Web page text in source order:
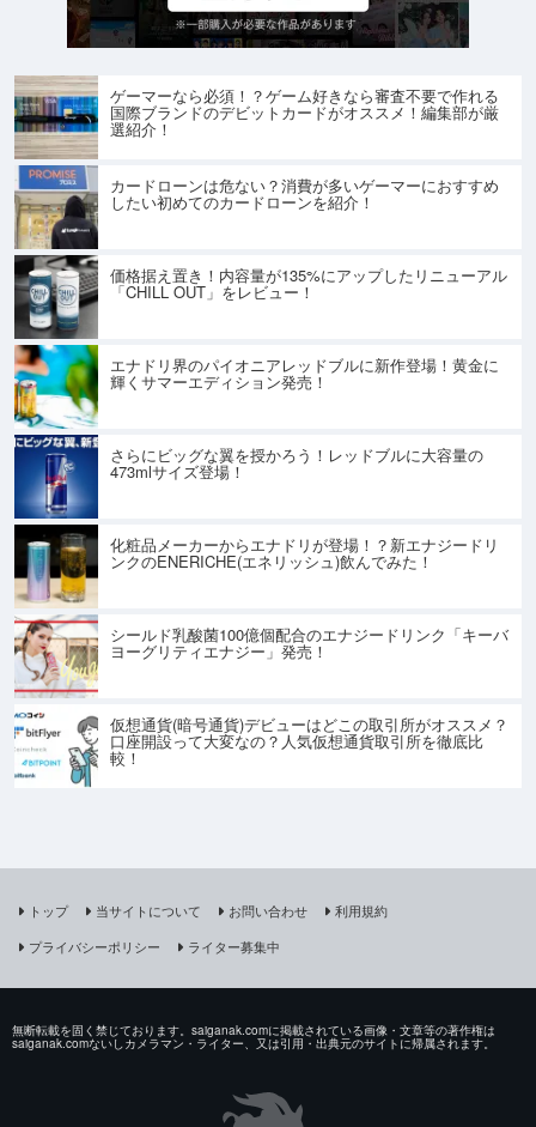
ゲーマーなら必須！？ゲーム好きなら審査不要で作れる
国際ブランドのデビットカードがオススメ！編集部が厳
選紹介！
カードローンは危ない？消費が多いゲーマーにおすすめ
したい初めてのカードローンを紹介！
価格据え置き！内容量が135%にアップしたリニューアル
「CHILL OUT」をレビュー！
エナドリ界のパイオニアレッドブルに新作登場！黄金に
輝くサマーエディション発売！
さらにビッグな翼を授かろう！レッドブルに大容量の
473mlサイズ登場！
化粧品メーカーからエナドリが登場！？新エナジードリ
ンクのENERICHE(エネリッシュ)飲んでみた！
シールド乳酸菌100億個配合のエナジードリンク「キーバ
ヨーグリティエナジー」発売！
仮想通貨(暗号通貨)デビューはどこの取引所がオススメ？
口座開設って大変なの？人気仮想通貨取引所を徹底比
較！
トップ 当サイトについて お問い合わせ
利用規約
プライバシーポリシー
ライター募集中
無断転載を固く禁じております。saiganak.comに掲載されている画像・文章等の著作権は
saiganak.comないしカメラマン・ライター、又は引用・出典元のサイトに帰属されます。